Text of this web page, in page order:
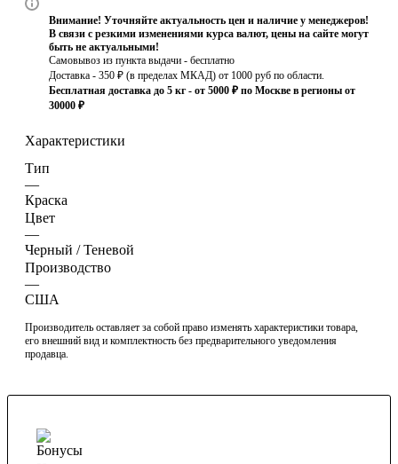
Внимание! Уточняйте актуальность цен и наличие у менеджеров!
В связи с резкими изменениями курса валют, цены на сайте могут
быть не актуальными!
Самовывоз из пункта выдачи - бесплатно
Доставка - 350 ₽ (в пределах МКАД) от 1000 руб по области.
Бесплатная доставка до 5 кг - от 5000 ₽ по Москве в регионы от
30000 ₽
Характеристики
Тип
—
Краска
Цвет
—
Черный / Теневой
Производство
—
США
Производитель оставляет за собой право изменять характеристики товара,
его внешний вид и комплектность без предварительного уведомления
продавца.